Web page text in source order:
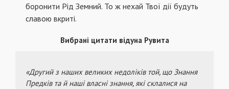
боронити Рід Земний. То ж нехай Твої дії будуть
славою вкриті.
Вибрані цитати відуна Рувита
«Другий з наших великих недоліків той, що Знання
Предків та й наші власні знання, які склалися на